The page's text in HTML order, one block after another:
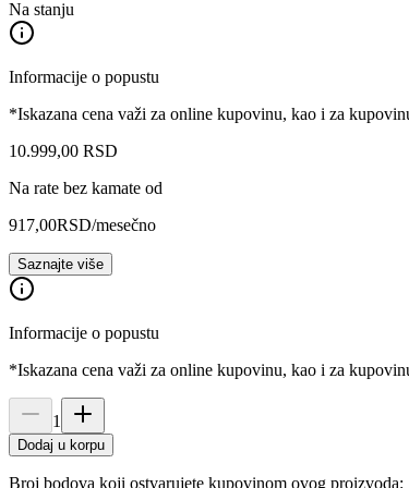
Na stanju
Informacije o popustu
*Iskazana cena važi za online kupovinu, kao i za
10.999,00 RSD
Na rate bez kamate od
917,00RSD/mesečno
Saznajte više
Informacije o popustu
*Iskazana cena važi za online kupovinu, kao i za
1
Dodaj u korpu
Broj bodova koji ostvarujete kupovinom ovog proizvoda: